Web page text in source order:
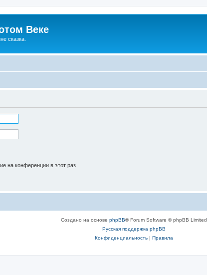
Веке
сказка.
на конференции в этот раз
Создано на основе phpBB® Forum Software © phpBB Limited
Русская поддержка phpBB
Конфиденциальность| Правила